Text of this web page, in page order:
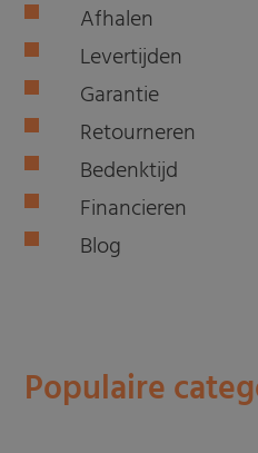
Afhalen
Levertijden
Garantie
Retourneren
Bedenktijd
Financieren
Blog
Populaire